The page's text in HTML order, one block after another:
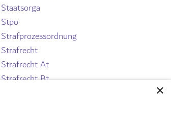
Staatsorga
Stpo
Strafprozessordnung
Strafrecht
Strafrecht At
Strafrecht Bt
×